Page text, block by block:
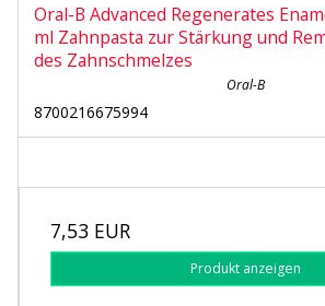
Oral-B Advanced Regenerates
ml Zahnpasta zur Stärkung und
des Zahnschmelzes
Oral-B
8700216675994
7,53 EUR
Produkt anzeigen